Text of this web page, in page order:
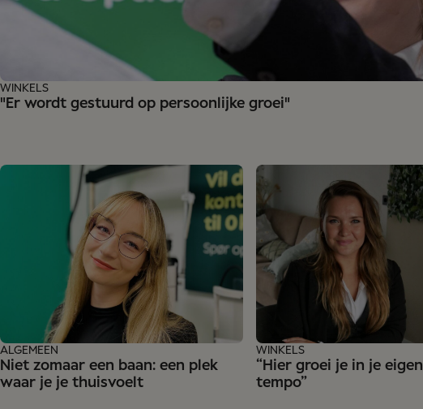
"Er wordt gestuurd op persoonlijke groei"
WINKELS
Niet zomaar een baan: een plek
waar je je thuisvoelt
ALGEMEEN
“Hier groei je in je eigen
tempo”
WINKELS